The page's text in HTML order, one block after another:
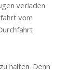
verladen
vom
halten. Denn